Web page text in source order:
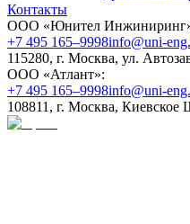
Контакты
ООО «Юнител
+7 495 165–9998info@uni-
115280, г. Москва, ул.
ООО «Атлант»:
+7 495 165–9998info@uni-
108811, г. Москва,